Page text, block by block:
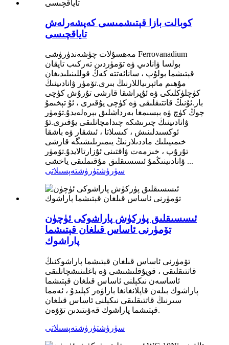
كوبالت بازا قېتىشمىسى كەپشەرلەش
تاياقچىسى
مەھسۇلات چۈشەندۈرۈشى Ferrovanadium
بولسا ۋانادىي ۋە تۆمۈردىن تەركىب تاپقان
قېتىشما بولۇپ ، سانائەتتە كەڭ قوللىنىلىدىغان
مۇھىم ماتېرىياللارنىڭ بىرى.تۆمۈر ۋانادىينىڭ
كۈچلۈكلىكى ۋە ئۇپراشقا قارشى تۇرۇش كۈچى
بار.ئۇنىڭ قاتتىقلىقى ۋە كۈچى يۇقىرى ، ئۇ تېخىمۇ
چوڭ كۈچ ۋە بېسىمغا بەرداشلىق بېرەلەيدۇ.تۆمۈر
ۋانادىينىڭ چىرىشكە چىدامچانلىقى يۇقىرى.ئۇ
ئوكسىدلىنىش ، كىسلاتا ، ئىشقار ۋە باشقا
خىمىيىلىك ماددىلارنىڭ يىمىرىلىشىگە قارشى
تۇرۇپ ، خىزمەت ۋاقتىنى ئۇزارتالايدۇ.تۆمۈر
ۋانادىينىڭمۇ ئىسسىقلىق مۇقىملىقى ياخشى ...
سۈرۈشتۈرۈشتەپسىلاتى
ئىسسىقلىق پۈركۈش پاراشوكى ئۈچۈن
تۆمۈرنى ئاساس قىلغان قېتىشما
پاراشوك
تۆمۈرنى ئاساس قىلغان قېتىشما پاراشوكنىڭ
قاتتىقلىقى ، قويۇقلىشىشى ۋە باغلىنىشچانلىقى
ئاساسەن نىكېلنى ئاساس قىلغان قېتىشما
پاراشوك بىلەن قاپلانغانغا باراۋەر كېلىدۇ ، ئەمما
سىرنىڭ قاتتىقلىقى نىكېلنى ئاساس قىلغان
قېتىشما پاراشوك قەۋىتىدىن تۆۋەن.
سۈرۈشتۈرۈشتەپسىلاتى